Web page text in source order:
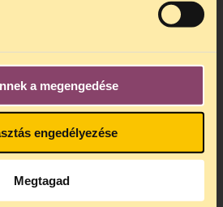
a megengedése
engedélyezése
Megtagad